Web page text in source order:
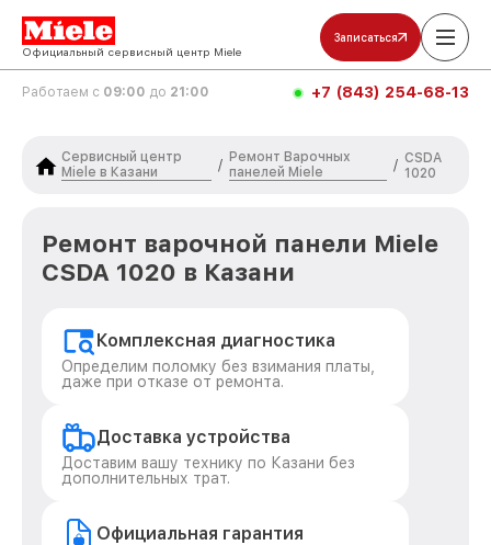
Официальный сервисный центр Miele
Записаться
Работаем с 09:00 до 21:00 +7 (843) 254-68-13
Сервисный центр
Miele в Казани
/
Ремонт Варочных
панелей Miele
/ CSDA
1020
Ремонт варочной панели Miele
CSDA 1020 в Казани
Комплексная диагностика
Определим поломку без взимания платы,
даже при отказе от ремонта.
Доставка устройства
Доставим вашу технику по Казани без
дополнительных трат.
Официальная гарантия